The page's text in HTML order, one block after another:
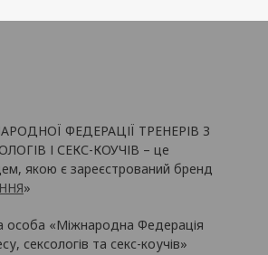
ФЕДЕРАЦІЇ ТРЕНЕРІВ З
І СЕКС-КОУЧІВ – це
якою є зареєстрований бренд
»
особа «Міжнародна Федерація
сексологів та секс-коучів»